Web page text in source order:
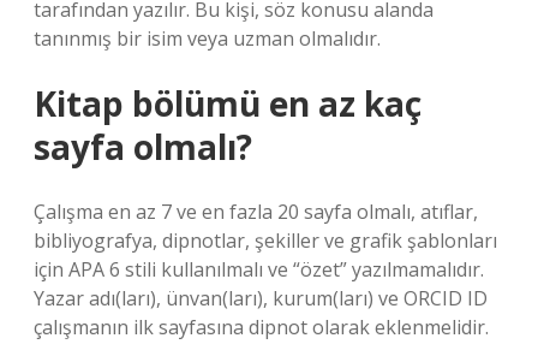
tarafından yazılır. Bu kişi, söz konusu alanda
tanınmış bir isim veya uzman olmalıdır.
Kitap bölümü en az kaç
sayfa olmalı?
Çalışma en az 7 ve en fazla 20 sayfa olmalı, atıflar,
bibliyografya, dipnotlar, şekiller ve grafik şablonları
için APA 6 stili kullanılmalı ve “özet” yazılmamalıdır.
Yazar adı(ları), ünvan(ları), kurum(ları) ve ORCID ID
çalışmanın ilk sayfasına dipnot olarak eklenmelidir.